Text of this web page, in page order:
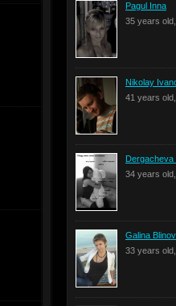
Pagul Inna
35 years
Nikolay
41 years
Dergacheva
34 years
Galina
33 years